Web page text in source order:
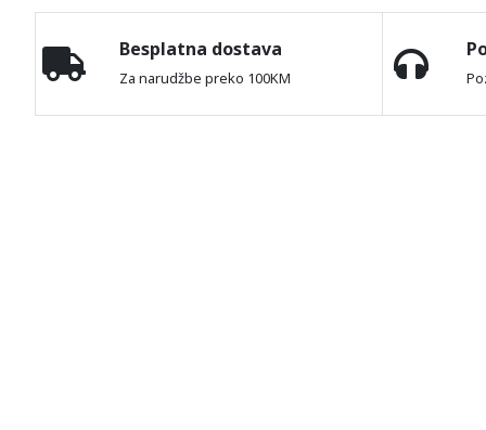
Besplatna dostava
Za narudžbe preko 100KM